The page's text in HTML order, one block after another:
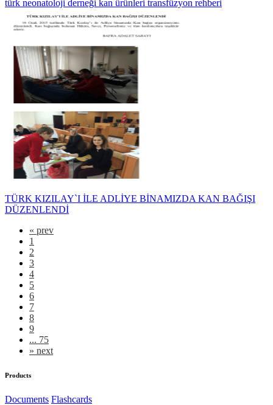
türk neonatoloji derneği kan ürünleri transfüzyon rehberi
TÜRK KIZILAY`I İLE ADLİYE BİNAMIZDA KAN BAĞIŞI
DÜZENLENDİ
« prev
1
2
3
4
5
6
7
8
9
... 75
» next
Products
Documents Flashcards